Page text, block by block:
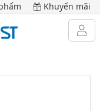
Khuyến mãi